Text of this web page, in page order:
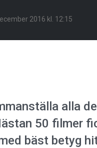
2016 kl. 12:15
alla
50 filmer
bäst betyg